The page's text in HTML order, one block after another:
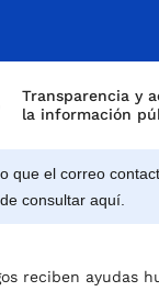
Transparencia y
la información
que el correo
consultar aquí.
reciben ayudas